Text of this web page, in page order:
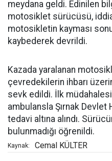
meydana geldi. Edinilen
motosiklet sürücüsü,
motosikletin kayması
kaybederek devrildi.
Kazada yaralanan
çevredekilerin ihbarı
sevk edildi. İlk müdahalesi
ambulansla Şırnak Devlet
tedavi altına alındı.
bulunmadığı öğrenildi.
Kaynak: Cemal KÜLTER